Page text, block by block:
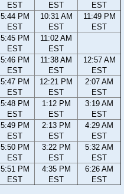
EST
EST
EST
5:44 PM
EST
10:31 AM
EST
11:49 PM
EST
5:45 PM
EST
11:02 AM
EST
5:46 PM
EST
11:38 AM
EST
12:57 AM
EST
5:47 PM
EST
12:21 PM
EST
2:07 AM
EST
5:48 PM
EST
1:12 PM
EST
3:19 AM
EST
5:49 PM
EST
2:13 PM
EST
4:29 AM
EST
5:50 PM
EST
3:22 PM
EST
5:32 AM
EST
5:51 PM
EST
4:35 PM
EST
6:26 AM
EST